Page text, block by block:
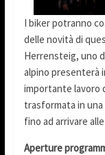
I biker potranno
delle novità di
Herrensteig, uno
alpino presenterà
importante lavoro
trasformata in una
fino ad arrivare
Aperture